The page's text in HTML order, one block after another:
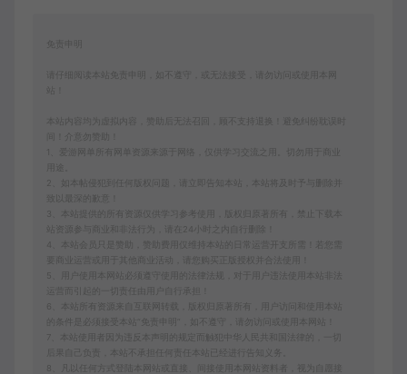
免责申明
请仔细阅读本站免责申明，如不遵守，或无法接受，请勿访问或使用本网
本站内容均为虚拟内容，赞助后无法召回，顾不支持退换！避免纠纷耽误时
间！介意勿赞助！
1、爱游网单所有网单资源来源于网络，仅供学习交流之用。切勿用于商业
2、如本帖侵犯到任何版权问题，请立即告知本站，本站将及时予与删除并
致以最深的歉意！
3、本站提供的所有资源仅供学习参考使用，版权归原著所有，禁止下载本
站资源参与商业和非法行为，请在24小时之内自行删除！
4、本站会员只是赞助，赞助费用仅维持本站的日常运营开支所需！若您需
要商业运营或用于其他商业活动，请您购买正版授权并合法使用！
5、用户使用本网站必须遵守使用的法律法规，对于用户违法使用本站非法
6、本站所有资源来自互联网转载，版权归原著所有，用户访问和使用本站
的条件是必须接受本站“免责申明”，如不遵守，请勿访问或使用本网站！
7、本站使用者因为违反本声明的规定而触犯中华人民共和国法律的，一切
后果自己负责，本站不承担任何责任本站已经进行告知义务。
8、凡以任何方式登陆本网站或直接、间接使用本网站资料者，视为自愿接